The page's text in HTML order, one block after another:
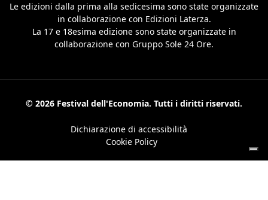
Le edizioni dalla prima alla sedicesima sono state organizzate
in collaborazione con Edizioni Laterza.
La 17 e 18esima edizione sono state organizzate in
collaborazione con Gruppo Sole 24 Ore.
© 2026 Festival dell'Economia. Tutti i diritti riservati.
Dichiarazione di accessibilità
Cookie Policy